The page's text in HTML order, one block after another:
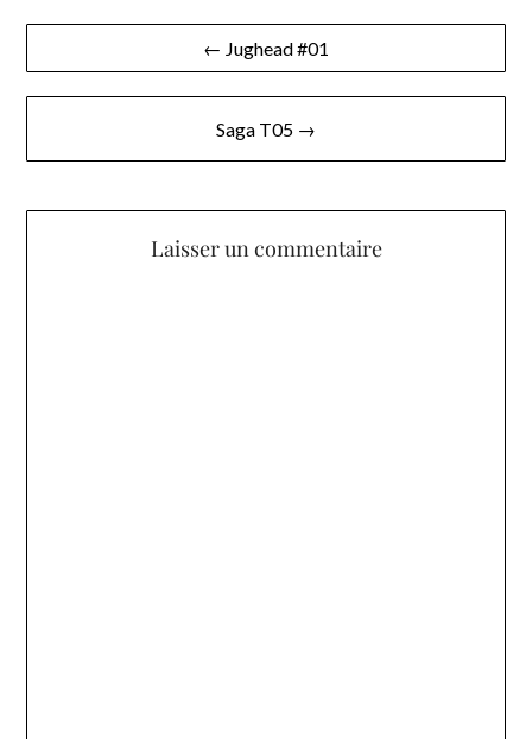
Navigation
de
← Jughead #01
Saga T05 →
Laisser un commentaire